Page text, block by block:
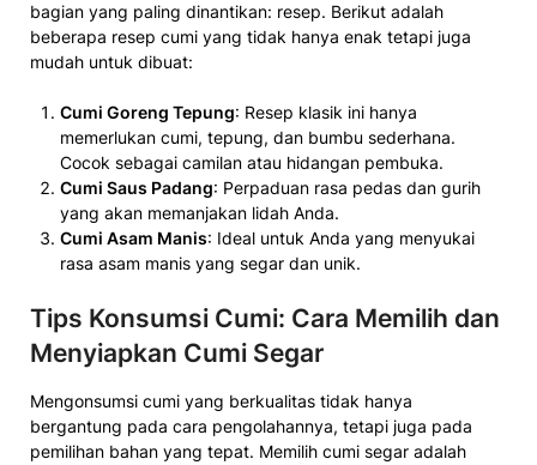
bagian yang paling dinantikan: resep. Berikut adalah
beberapa resep cumi yang tidak hanya enak tetapi juga
mudah untuk dibuat:
Cumi Goreng Tepung: Resep klasik ini hanya
memerlukan cumi, tepung, dan bumbu sederhana.
Cocok sebagai camilan atau hidangan pembuka.
Cumi Saus Padang: Perpaduan rasa pedas dan gurih
yang akan memanjakan lidah Anda.
Cumi Asam Manis: Ideal untuk Anda yang menyukai
rasa asam manis yang segar dan unik.
Tips Konsumsi Cumi: Cara Memilih dan
Menyiapkan Cumi Segar
Mengonsumsi cumi yang berkualitas tidak hanya
bergantung pada cara pengolahannya, tetapi juga pada
pemilihan bahan yang tepat. Memilih cumi segar adalah